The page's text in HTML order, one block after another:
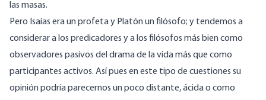
las masas.
Pero Isaías era un profeta y Platón un filósofo; y tendemos a
considerar a los predicadores y a los filósofos más bien como
observadores pasivos del drama de la vida más que como
participantes activos. Así pues en este tipo de cuestiones su
opinión podría parecernos un poco distante, ácida o como